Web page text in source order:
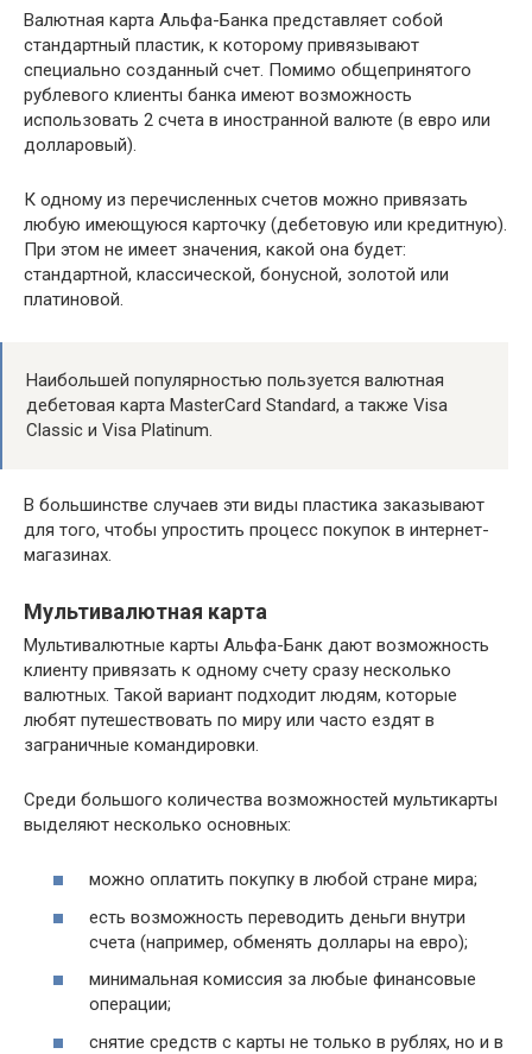
Валютная карта Альфа-Банка представляет собой
стандартный пластик, к которому привязывают
специально созданный счет. Помимо общепринятого
рублевого клиенты банка имеют возможность
использовать 2 счета в иностранной валюте (в евро или
долларовый).
К одному из перечисленных счетов можно привязать
любую имеющуюся карточку (дебетовую или кредитную).
При этом не имеет значения, какой она будет:
стандартной, классической, бонусной, золотой или
платиновой.
Наибольшей популярностью пользуется валютная
дебетовая карта MasterCard Standard, а также Visa
Classic и Visa Platinum.
В большинстве случаев эти виды пластика заказывают
для того, чтобы упростить процесс покупок в интернет-
магазинах.
Мультивалютная карта
Мультивалютные карты Альфа-Банк дают возможность
клиенту привязать к одному счету сразу несколько
валютных. Такой вариант подходит людям, которые
любят путешествовать по миру или часто ездят в
заграничные командировки.
Среди большого количества возможностей мультикарты
выделяют несколько основных:
можно оплатить покупку в любой стране мира;
есть возможность переводить деньги внутри
счета (например, обменять доллары на евро);
минимальная комиссия за любые финансовые
операции;
снятие средств с карты не только в рублях, но и в